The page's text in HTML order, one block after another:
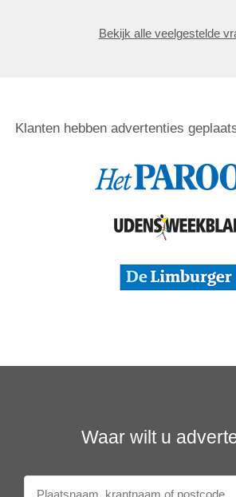
Bekijk alle veelgestelde
Klanten hebben advertenties
Waar wilt u